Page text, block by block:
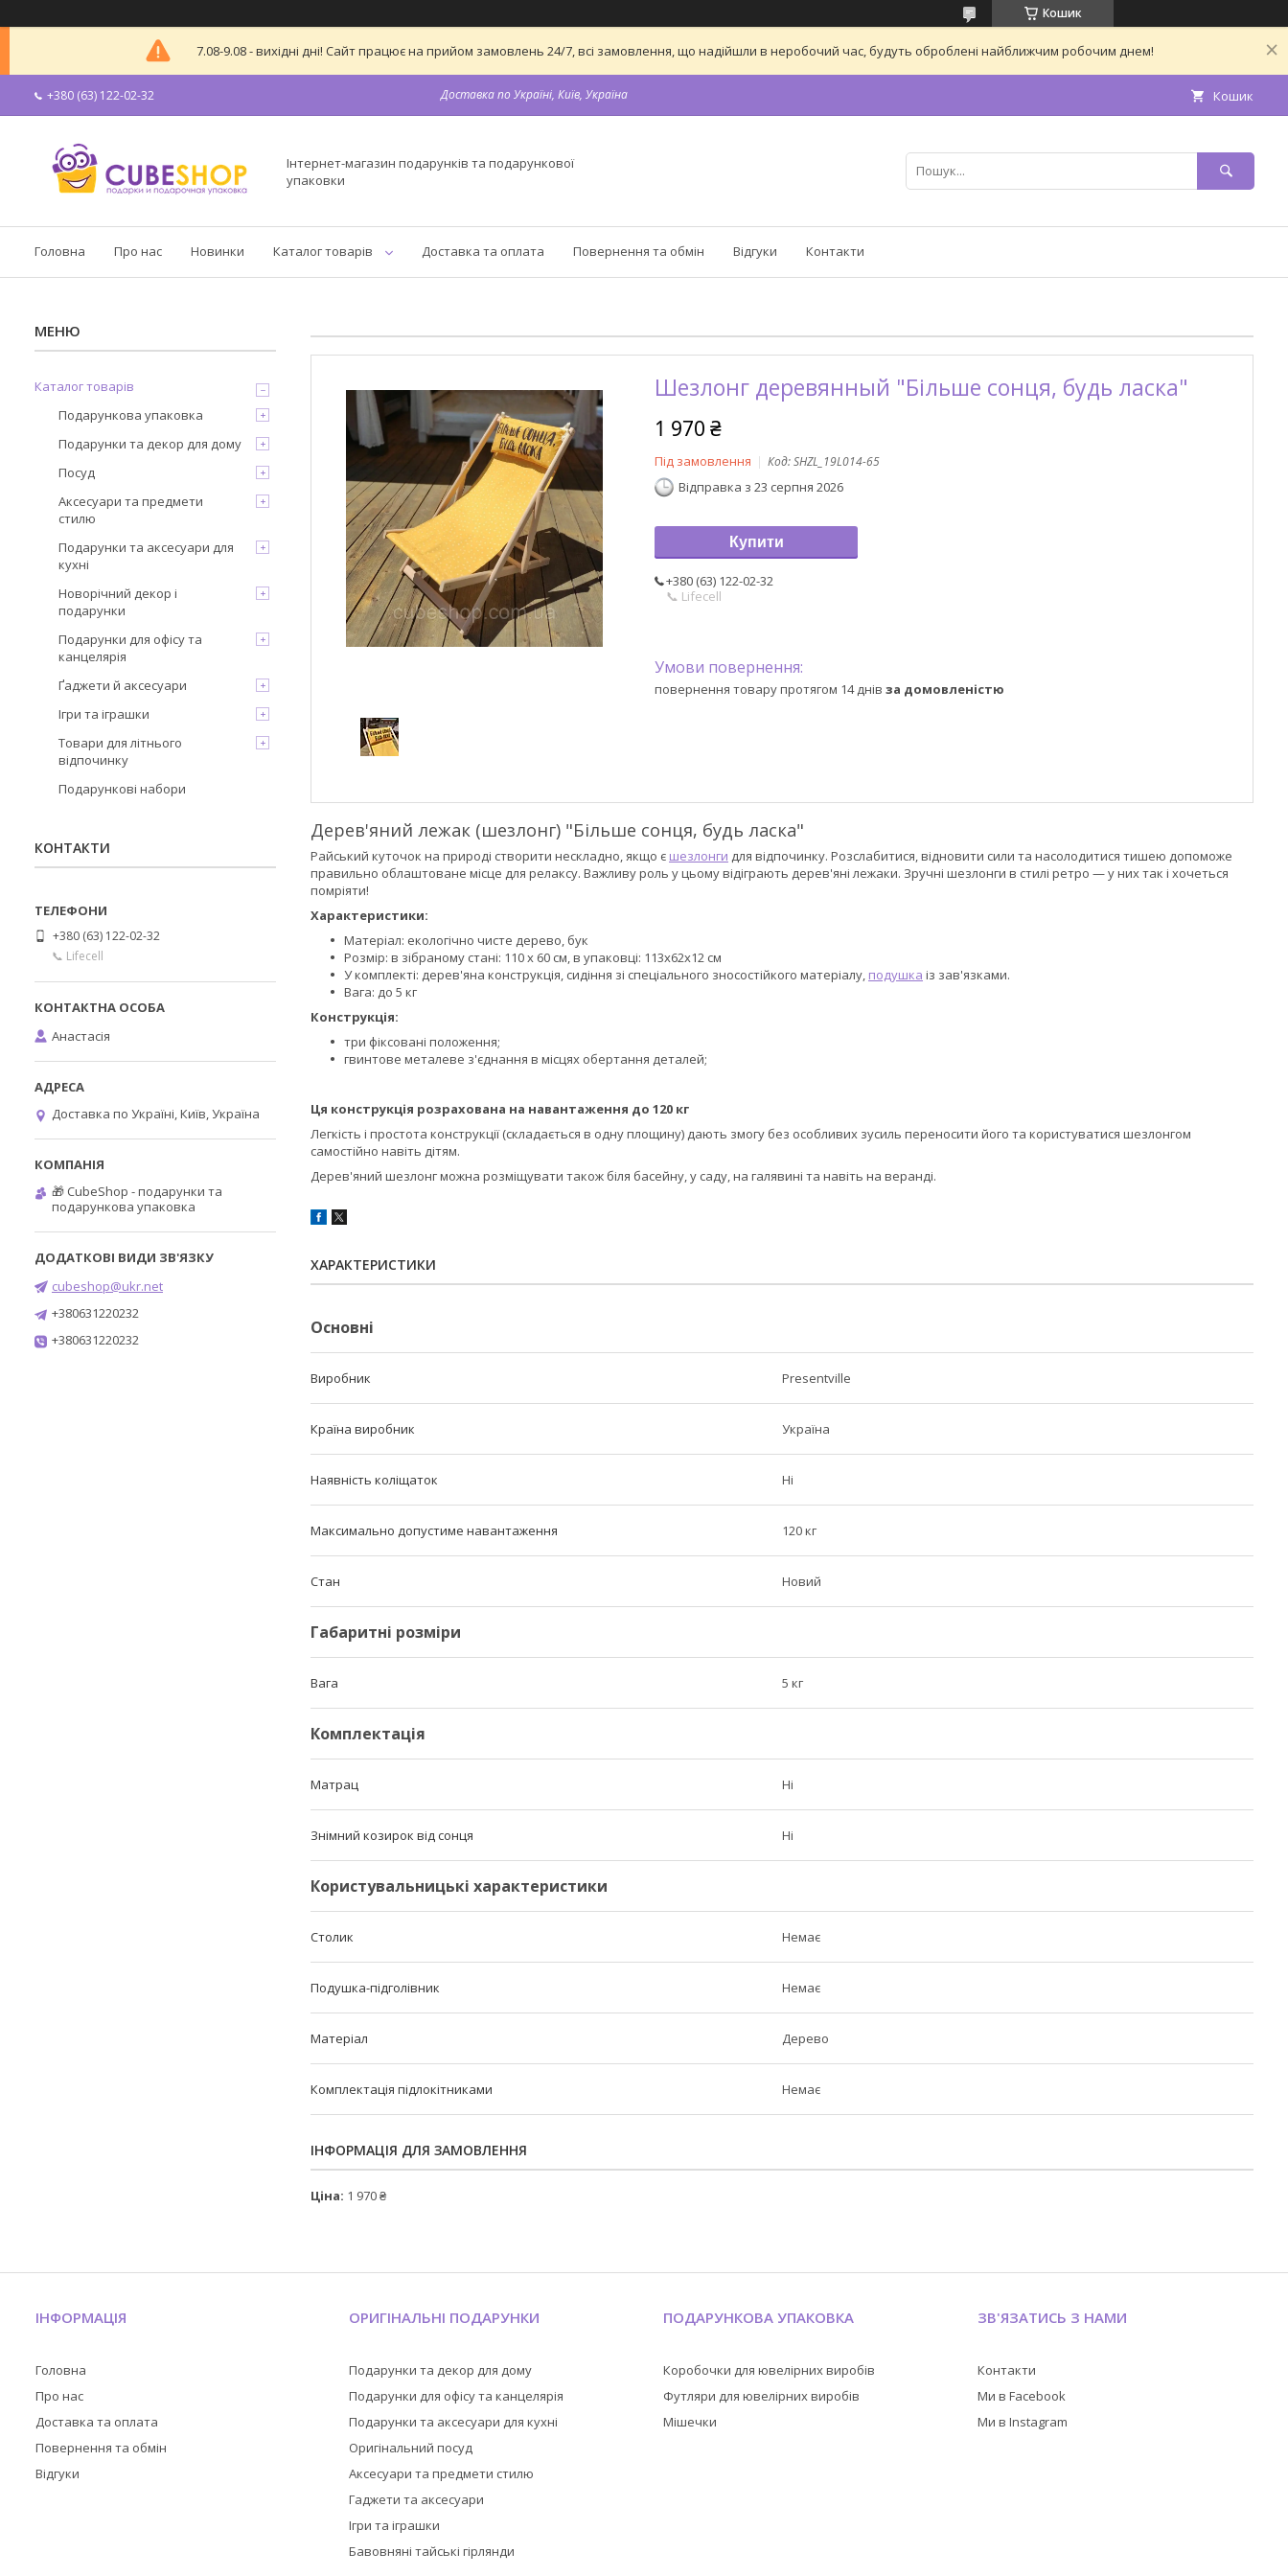
Кошик
7.08-9.08 - вихідні дні! Сайт працює на прийом замовлень 24/7, всі замовлення, що надійшли в неробочий час, будуть оброблені найближчим робочим днем!
+380 (63) 122-02-32 Доставка по Україні, Київ, Україна Кошик
Інтернет-магазин подарунків та подарункової
упаковки
Головна Про нас Новинки Каталог товарів Доставка та оплата Повернення та обмін Відгуки Контакти
Шезлонг деревянный "Більше сонця, будь ласка"
1 970 ₴
Під замовлення Код:SHZL_19L014-65
Відправка з 23 серпня 2026
Купити
+380 (63) 122-02-32
📞 Lifecell
повернення товару протягом 14 днів за домовленістю
Дерев'яний лежак (шезлонг) "Більше сонця, будь ласка"
Райський куточок на природі створити нескладно, якщо є шезлонги для відпочинку. Розслабитися, відновити сили та насолодитися тишею допоможе
правильно облаштоване місце для релаксу. Важливу роль у цьому відіграють дерев'яні лежаки. Зручні шезлонги в стилі ретро — у них так і хочеться
помріяти!
Характеристики:
Матеріал: екологічно чисте дерево, бук
Розмір: в зібраному стані: 110 х 60 см, в упаковці: 113х62х12 см
У комплекті: дерев'яна конструкція, сидіння зі спеціального зносостійкого матеріалу, подушка із зав'язками.
Вага: до 5 кг
Конструкція:
три фіксовані положення;
гвинтове металеве з'єднання в місцях обертання деталей;
Ця конструкція розрахована на навантаження до 120 кг
Легкість і простота конструкції (складається в одну площину) дають змогу без особливих зусиль переносити його та користуватися шезлонгом
самостійно навіть дітям.
Дерев'яний шезлонг можна розміщувати також біля басейну, у саду, на галявині та навіть на веранді.
ХАРАКТЕРИСТИКИ
Основні
Виробник Presentville
Країна виробник Україна
Наявність коліщаток Ні
Максимально допустиме навантаження 120 кг
Стан Новий
Габаритні розміри
Вага 5 кг
Комплектація
Матрац Ні
Знімний козирок від сонця Ні
Користувальницькі характеристики
Столик Немає
Подушка-підголівник Немає
Матеріал Дерево
Комплектація підлокітниками Немає
ІНФОРМАЦІЯ ДЛЯ ЗАМОВЛЕННЯ
Ціна: 1 970 ₴
Каталог товарів
Подарункова упаковка
Подарунки та декор для дому
Посуд
Аксесуари та предмети
стилю
Подарунки та аксесуари для
кухні
Новорічний декор і
подарунки
Подарунки для офісу та
канцелярія
Ґаджети й аксесуари
Ігри та іграшки
Товари для літнього
відпочинку
Подарункові набори
КОНТАКТИ
+380 (63) 122-02-32
📞 Lifecell
Анастасія
Доставка по Україні, Київ, Україна
🎁 CubeShop - подарунки та
подарункова упаковка
cubeshop@ukr.net
+380631220232
+380631220232
ІНФОРМАЦІЯ
Головна
Про нас
Доставка та оплата
Повернення та обмін
Відгуки
ОРИГІНАЛЬНІ ПОДАРУНКИ
Подарунки та декор для дому
Подарунки для офісу та канцелярія
Подарунки та аксесуари для кухні
Оригінальний посуд
Аксесуари та предмети стилю
Гаджети та аксесуари
Ігри та іграшки
Бавовняні тайські гірлянди
ПОДАРУНКОВА УПАКОВКА
Коробочки для ювелірних виробів
Футляри для ювелірних виробів
Мішечки
ЗВ'ЯЗАТИСЬ З НАМИ
Контакти
Ми в Facebook
Ми в Instagram